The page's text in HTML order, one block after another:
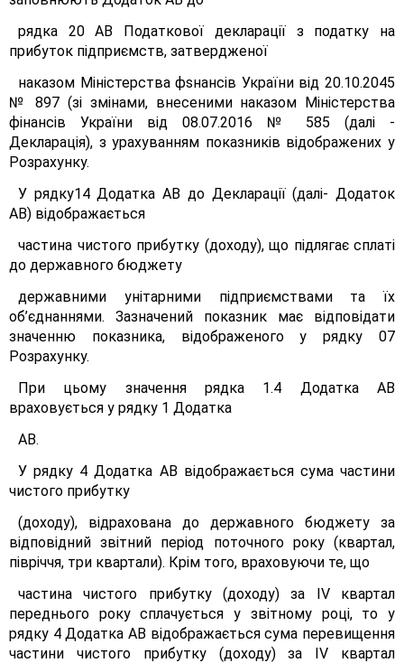
рядка 20 АВ Податкової декларації з податку на
прибуток підприємств, затвердженої
наказом Міністерства фsнансів України від 20.10.2045
№ 897 (зі змінами, внесеними наказом Міністерства
фінансів України від 08.07.2016 № 585 (далі -
Декларація), з урахуванням показників відображених у
Розрахунку.
У рядку14 Додатка АВ до Декларації (далі- Додаток
АВ) відображається
частина чистого прибутку (доходу), що підлягає сплаті
до державного бюджету
державними унітарними підприємствами та їх
об’єднаннями. Зазначений показник має відповідати
значенню показника, відображеного у рядку 07
Розрахунку.
При цьому значення рядка 1.4 Додатка АВ
враховується у рядку 1 Додатка
АВ.
У рядку 4 Додатка АВ відображається сума частини
чистого прибутку
(доходу), відрахована до державного бюджету за
відповідний звітний період поточного року (квартал,
півріччя, три квартали). Крім того, враховуючи те, що
частина чистого прибутку (доходу) за IV квартал
переднього року сплачується у звітному році, то у
рядку 4 Додатка АВ відображається сума перевищення
частини чистого прибутку (доходу) за IV квартал